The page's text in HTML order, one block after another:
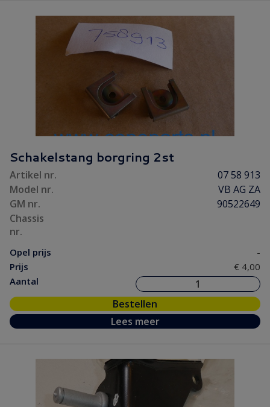
Schakelstang borgring 2st
Artikel nr.
07 58 913
Model nr.
VB AG ZA
GM nr.
90522649
Chassis
nr.
Opel prijs
-
Prijs
€ 4,00
Aantal
Bestellen
Lees meer